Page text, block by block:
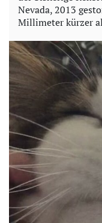
Nevada, 2013
Millimeter kürzer